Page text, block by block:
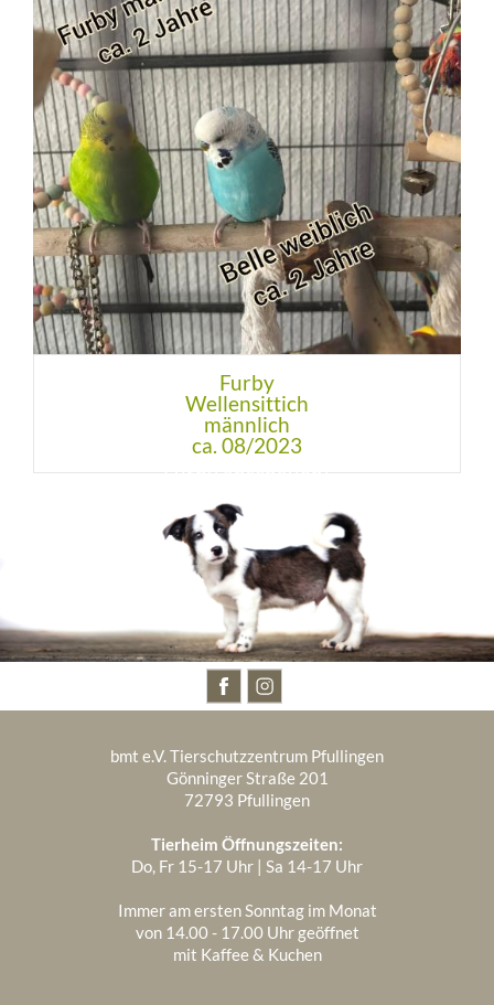
Furby
Wellensittich
männlich
ca. 08/2023
bmt e.V. Tierschutzzentrum Pfullingen
Gönninger Straße 201
72793 Pfullingen
Tierheim Öffnungszeiten:
Do, Fr 15-17 Uhr | Sa 14-17 Uhr
Immer am ersten Sonntag im Monat
von 14.00 - 17.00 Uhr geöffnet
mit Kaffee & Kuchen